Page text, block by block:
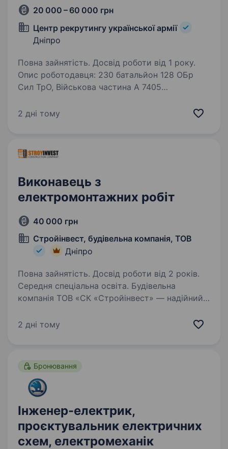
20 000 – 60 000 грн
Центр рекрутингу української армії
Дніпро
Повна зайнятість. Досвід роботи від 1 року.
Опис роботодавця: 230 батальйон 128 ОБр
Сил ТрО, Військова частина А 7405
батальйон організаційно входить в склад 128
2 дні тому
Виконавець з
електромонтажних робіт
40 000 грн
Стройінвест, будівельна компанія, ТОВ
Дніпро
Повна зайнятість. Досвід роботи від 2 років.
Середня спеціальна освіта. Будівельна
компанія ТОВ «СК «Стройінвест» — надійний
реконструкції чи капітальному ремонті
2 дні тому
Бронювання
Інженер-електрик,
проєктувальник електричних
схем, електромеханік